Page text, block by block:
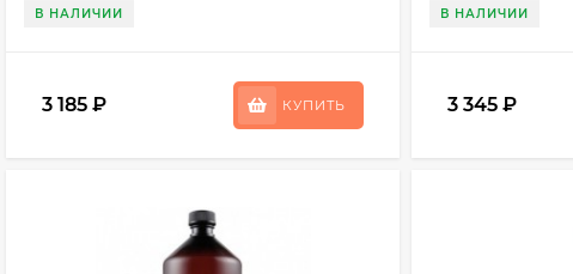
В НАЛИЧИИ
3 185 ₽ КУПИТЬ
В НАЛИЧИИ
3 345₽